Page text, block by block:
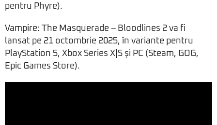
pentru Phyre).
Vampire: The Masquerade – Bloodlines 2 va fi
lansat pe 21 octombrie 2025, în variante pentru
PlayStation 5, Xbox Series X|S și PC (Steam, GOG,
Epic Games Store).